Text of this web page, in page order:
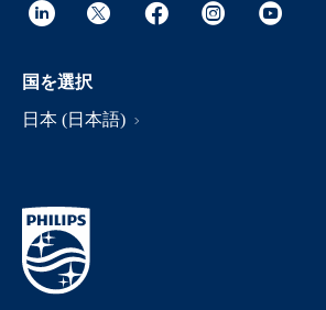
国を選択
日本 (日本語)